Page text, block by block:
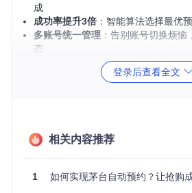
成
成功率提升3倍 ：智能算法选择最优
多账号统一管理 ：告别账号切换烦
态
系统内置的智能决策系统会综合分析多
通过机器学习算法，系统会不断优化选
登录后查看全文
相关内容推荐
1 如何实现茅台自动预约？让抢购成功率